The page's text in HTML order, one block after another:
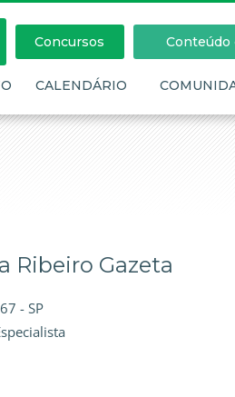
Concursos
CALENDÁRIO
Ribeiro Gazeta
- SP